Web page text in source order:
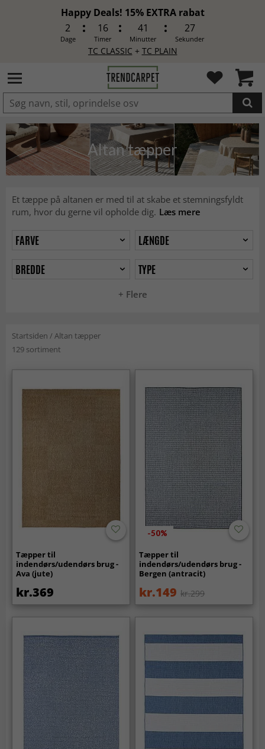
Happy Deals! 15% EXTRA rabat
2
Dage
16
Timer
41
Minutter
25
Sekunder
TC CLASSIC + TC PLAIN
LAGT I INDKØBSKURVEN.
Altan tæpper
Et tæppe på altanen er med til at skabe et stemningsfyldt
rum, hvor du gerne vil opholde dig. Læs mere
+ Flere
FARVE
LÆNGDE
BREDDE
TYPE
Startsiden /Altan tæpper
129 sortiment
Tæpper til
indendørs/udendørs brug -
Ava (jute)
kr.369
-50%
Tæpper til
indendørs/udendørs brug -
Bergen (antracit)
kr.149 kr.299